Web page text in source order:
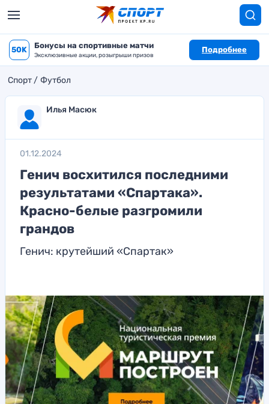
50K Бонусы на спортивные матчи
Эксклюзивные акции, розыгрыши призов
Подробнее
Спорт Футбол
Илья Масюк
01.12.2024
Генич восхитился последними
результатами «Спартака».
Красно-белые разгромили
грандов
Генич: крутейший «Спартак»